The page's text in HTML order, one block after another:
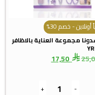
- خصم 30%
مجموعة العناية بالاظافر
17,50
-
+